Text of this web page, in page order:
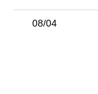
しくはお問い合わ
08/04